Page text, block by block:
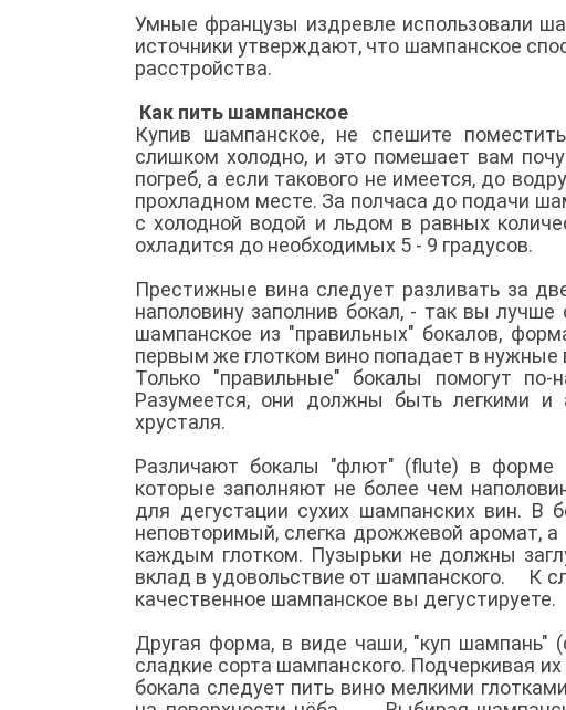
Умные французы издревле использовали
источники утверждают, что шампанское
расстройства.
Как пить шампанское
Купив шампанское, не спешите
слишком холодно, и это помешает вам
погреб, а если такового не имеется, до
прохладном месте. За полчаса до подачи
с холодной водой и льдом в равных
охладится до необходимых 5 - 9 градусов.
Престижные вина следует разливать за
наполовину заполнив бокал, - так вы
шампанское из "правильных" бокалов,
первым же глотком вино попадает в
Только "правильные" бокалы помогут
Разумеется, они должны быть легкими и
хрусталя.
Различают бокалы "флют" (flute) в
которые заполняют не более чем
для дегустации сухих шампанских вин. В
неповторимый, слегка дрожжевой аромат,
каждым глотком. Пузырьки не должны
вклад в удовольствие от шампанского. К
качественное шампанское вы дегустируете.
Другая форма, в виде чаши, "куп шампань"
сладкие сорта шампанского. Подчеркивая
бокала следует пить вино мелкими